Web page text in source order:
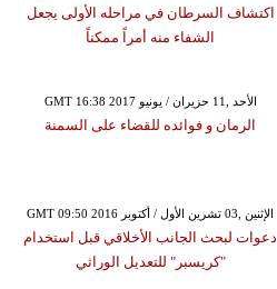
اكتشاف السرطان في مراحله الأولى يجعل
الشفاء منه أمراً ممكناً
GMT 16:38 2017 الأحد ,11 حزيران / يونيو
الرمان و فوائده للقضاء على السمنة
GMT 09:50 2016 الإثنين ,03 تشرين الأول / أكتوبر
دعوات لبحث الجانب الأخلاقي قبل استخدام
"كريسبر" للتعديل الوراثي